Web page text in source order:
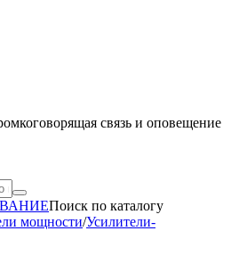
связь и оповещение
Поиск по каталогу
мощности/Усилители-